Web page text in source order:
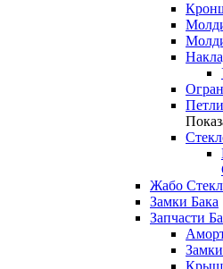
Жабо
Замки Бака
Запчасти